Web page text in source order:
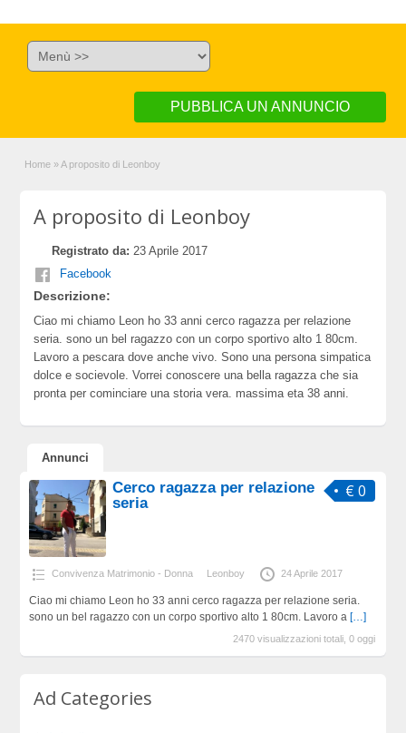
PUBBLICA UN ANNUNCIO
Home » A proposito di Leonboy
A proposito di Leonboy
Registrato da: 23 Aprile 2017
Facebook
Descrizione:
Ciao mi chiamo Leon ho 33 anni cerco ragazza per relazione
seria. sono un bel ragazzo con un corpo sportivo alto 1 80cm.
Lavoro a pescara dove anche vivo. Sono una persona simpatica
dolce e socievole. Vorrei conoscere una bella ragazza che sia
pronta per cominciare una storia vera. massima eta 38 anni.
Annunci
€ 0
Cerco ragazza per relazione
seria
Convivenza Matrimonio - Donna Leonboy 24 Aprile 2017
Ciao mi chiamo Leon ho 33 anni cerco ragazza per relazione seria.
sono un bel ragazzo con un corpo sportivo alto 1 80cm. Lavoro a […]
2470 visualizzazioni totali, 0 oggi
Ad Categories